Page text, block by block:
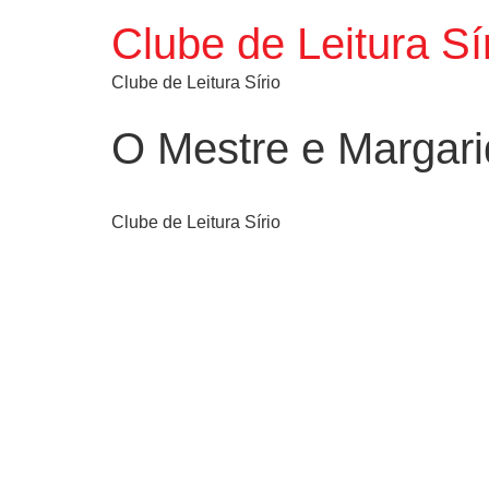
Clube de Leitura
Clube de Leitura Sírio
O Mestre e
Clube de Leitura Sírio